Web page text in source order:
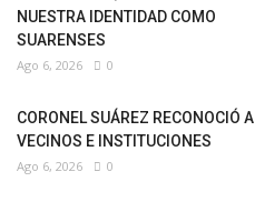
NUESTRA IDENTIDAD COMO
SUARENSES
Ago 6, 2026 0
CORONEL SUÁREZ RECONOCIÓ A
VECINOS E INSTITUCIONES
Ago 6, 2026 0